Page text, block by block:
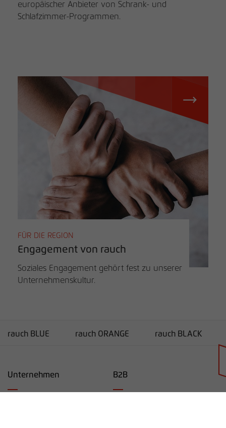
europäischer Anbieter von Schrank- und
Schlafzimmer-Programmen.
FÜR DIE REGION
Engagement von rauch
Soziales Engagement gehört fest zu unserer
Unternehmenskultur.
rauch BLUE rauch ORANGE rauch BLACK
Unternehmen B2B